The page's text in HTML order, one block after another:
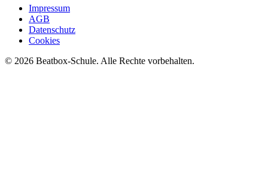
Impressum
AGB
Datenschutz
Cookies
© 2026 Beatbox-Schule. Alle Rechte vorbehalten.